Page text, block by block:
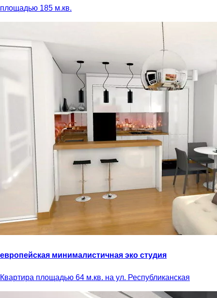
площадью 185 м.кв.
европейская минималистичная эко студия
Квартира площадью 64 м.кв. на ул. Республиканская